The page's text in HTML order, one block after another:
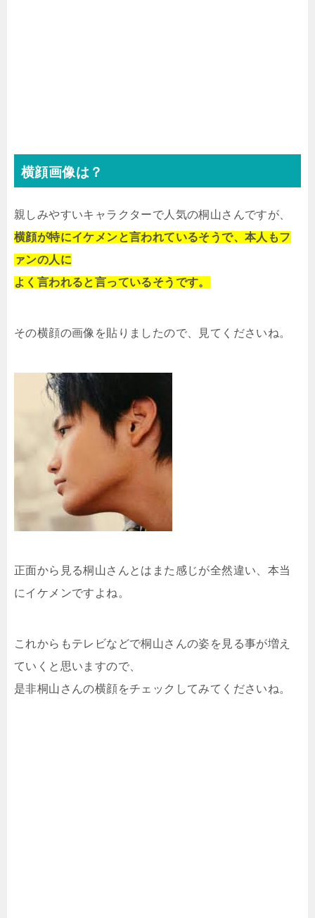
横顔画像は？
親しみやすいキャラクターで人気の桐山さんですが、
横顔が特にイケメンと言われているそうで、本人もフ
ァンの人に
よく言われると言っているそうです。
その横顔の画像を貼りましたので、見てくださいね。
正面から見る桐山さんとはまた感じが全然違い、本当
にイケメンですよね。
これからもテレビなどで桐山さんの姿を見る事が増え
ていくと思いますので、
是非桐山さんの横顔をチェックしてみてくださいね。